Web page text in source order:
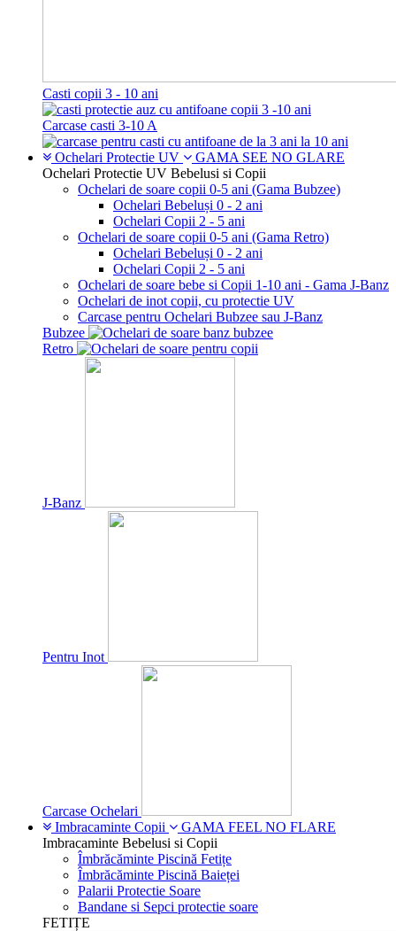
Casti copii 3 - 10 ani
Carcase casti 3-10 A
Ochelari Protectie UV
GAMA SEE NO GLARE
Ochelari Protectie UV Bebelusi si Copii
Ochelari de soare copii 0-5 ani (Gama Bubzee)
Ochelari Bebeluși 0 - 2 ani
Ochelari Copii 2 - 5 ani
Ochelari de soare copii 0-5 ani (Gama Retro)
Ochelari Bebeluși 0 - 2 ani
Ochelari Copii 2 - 5 ani
Ochelari de soare bebe si Copii 1-10 ani - Gama J-Banz
Ochelari de inot copii, cu protectie UV
Carcase pentru Ochelari Bubzee sau J-Banz
Bubzee
Retro
J-Banz
Pentru Inot
Carcase Ochelari
Imbracaminte Copii
GAMA FEEL NO FLARE
Imbracaminte Bebelusi si Copii
Îmbrăcăminte Piscină Fetițe
Îmbrăcăminte Piscină Baieței
Palarii Protectie Soare
Bandane si Sepci protectie soare
FETIȚE